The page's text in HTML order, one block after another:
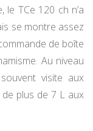
le TCe 120 ch n’a
se montre assez
de boîte
Au niveau
visite aux
plus de 7 L aux